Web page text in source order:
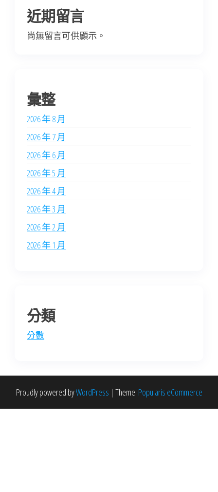
近期留言
尚無留言可供顯示。
彙整
2026 年 8 月
2026 年 7 月
2026 年 6 月
2026 年 5 月
2026 年 4 月
2026 年 3 月
2026 年 2 月
2026 年 1 月
分類
分數
Proudly powered byWordPress | Theme: Popularis eCommerce